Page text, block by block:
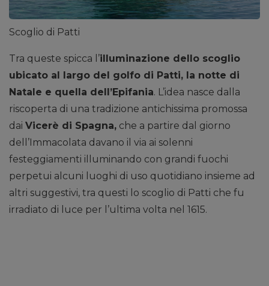
Scoglio di Patti
Tra queste spicca l’illuminazione dello scoglio
ubicato al largo del golfo di Patti, la notte di
Natale e quella dell’Epifania. L’idea nasce dalla
riscoperta di una tradizione antichissima promossa
dai Vicerè di Spagna, che a partire dal giorno
dell’Immacolata davano il via ai solenni
festeggiamenti illuminando con grandi fuochi
perpetui alcuni luoghi di uso quotidiano insieme ad
altri suggestivi, tra questi lo scoglio di Patti che fu
irradiato di luce per l’ultima volta nel 1615.